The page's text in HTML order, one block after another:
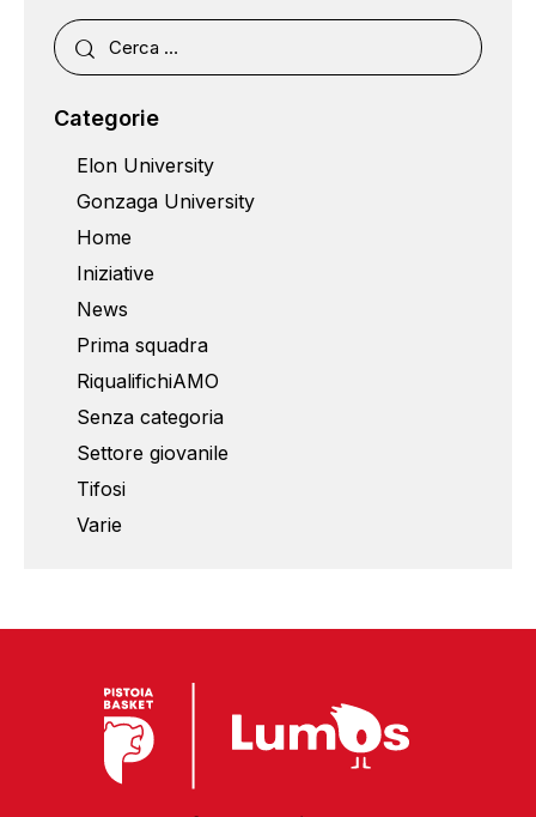
Categorie
Elon University
Gonzaga University
Home
Iniziative
News
Prima squadra
RiqualifichiAMO
Senza categoria
Settore giovanile
Tifosi
Varie